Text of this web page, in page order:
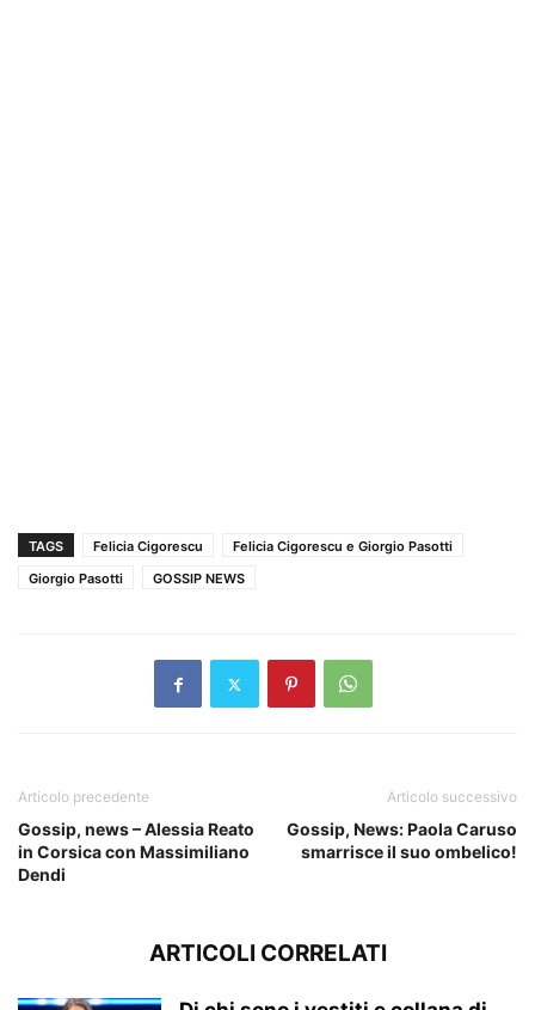
TAGS Felicia Cigorescu
Felicia Cigorescu e Giorgio Pasotti
Giorgio Pasotti
GOSSIP NEWS
Articolo precedente
Gossip, news – Alessia Reato
in Corsica con Massimiliano
Dendi
Articolo successivo
Gossip, News: Paola Caruso
smarrisce il suo ombelico!
ARTICOLI CORRELATI